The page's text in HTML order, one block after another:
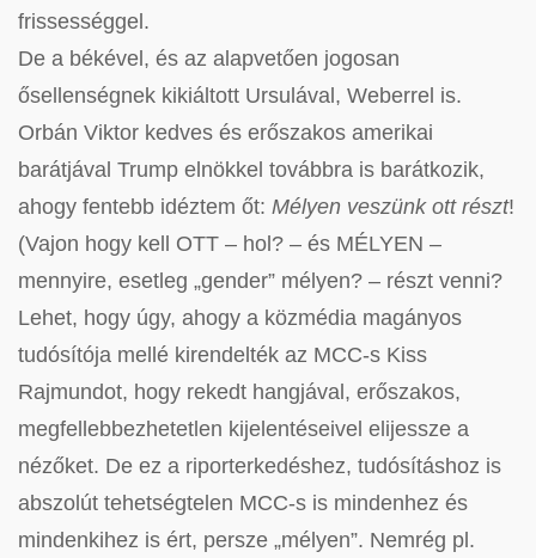
frissességgel.
De a békével, és az alapvetően jogosan
ősellenségnek kikiáltott Ursulával, Weberrel is.
Orbán Viktor kedves és erőszakos amerikai
barátjával Trump elnökkel továbbra is barátkozik,
ahogy fentebb idéztem őt: Mélyen veszünk ott részt!
(Vajon hogy kell OTT – hol? – és MÉLYEN –
mennyire, esetleg „gender” mélyen? – részt venni?
Lehet, hogy úgy, ahogy a közmédia magányos
tudósítója mellé kirendelték az MCC-s Kiss
Rajmundot, hogy rekedt hangjával, erőszakos,
megfellebbezhetetlen kijelentéseivel elijessze a
nézőket. De ez a riporterkedéshez, tudósításhoz is
abszolút tehetségtelen MCC-s is mindenhez és
mindenkihez is ért, persze „mélyen”. Nemrég pl.